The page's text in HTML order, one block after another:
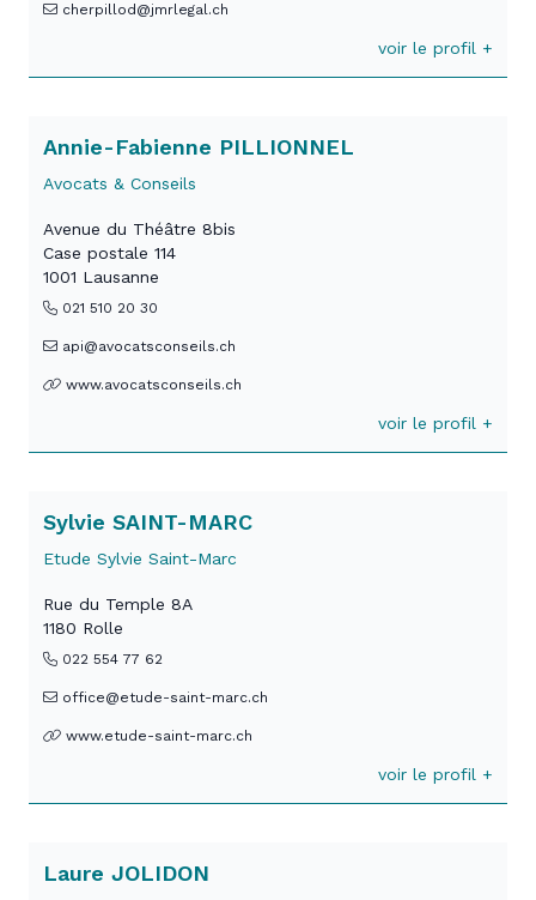
cherpillod@jmrlegal.ch
voir le profil +
Annie-Fabienne PILLIONNEL
Avocats & Conseils
Avenue du Théâtre 8bis
Case postale 114
1001 Lausanne
021 510 20 30
api@avocatsconseils.ch
www.avocatsconseils.ch
voir le profil +
Sylvie SAINT-MARC
Etude Sylvie Saint-Marc
Rue du Temple 8A
1180 Rolle
022 554 77 62
office@etude-saint-marc.ch
www.etude-saint-marc.ch
voir le profil +
Laure JOLIDON